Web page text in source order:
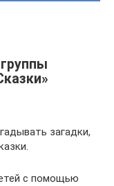
загадки,
с помощью